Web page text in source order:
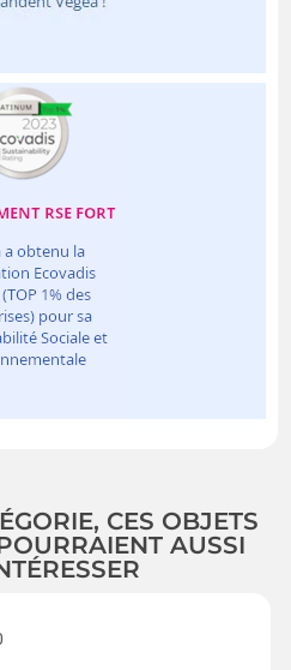
CES OBJETS
AUSSI